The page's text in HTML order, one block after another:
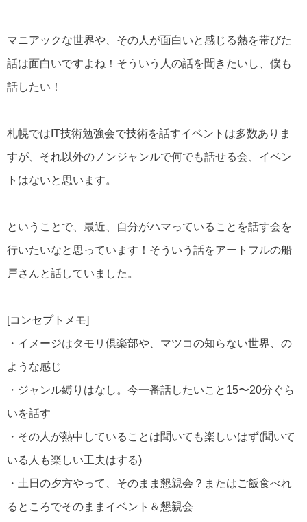
マニアックな世界や、その人が面白いと感じる熱を帯びた
話は面白いですよね！そういう人の話を聞きたいし、僕も
話したい！
札幌ではIT技術勉強会で技術を話すイベントは多数ありま
すが、それ以外のノンジャンルで何でも話せる会、イベン
トはないと思います。
ということで、最近、自分がハマっていることを話す会を
行いたいなと思っています！そういう話をアートフルの船
戸さんと話していました。
[コンセプトメモ]
・イメージはタモリ倶楽部や、マツコの知らない世界、の
ような感じ
・ジャンル縛りはなし。今一番話したいこと15〜20分ぐら
いを話す
・その人が熱中していることは聞いても楽しいはず(聞いて
いる人も楽しい工夫はする)
・土日の夕方やって、そのまま懇親会？またはご飯食べれ
るところでそのままイベント＆懇親会